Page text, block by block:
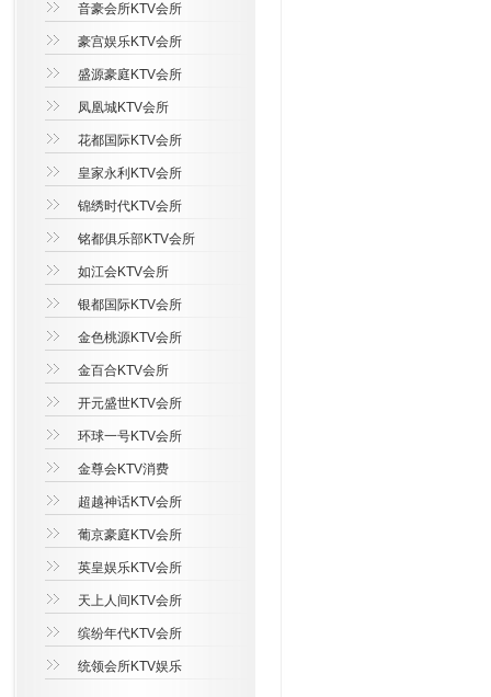
音豪会所KTV会所
豪宫娱乐KTV会所
盛源豪庭KTV会所
凤凰城KTV会所
花都国际KTV会所
皇家永利KTV会所
锦绣时代KTV会所
铭都俱乐部KTV会所
如江会KTV会所
银都国际KTV会所
金色桃源KTV会所
金百合KTV会所
开元盛世KTV会所
环球一号KTV会所
金尊会KTV消费
超越神话KTV会所
葡京豪庭KTV会所
英皇娱乐KTV会所
天上人间KTV会所
缤纷年代KTV会所
统领会所KTV娱乐